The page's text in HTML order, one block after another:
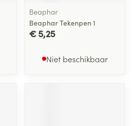
Beaphar
Beaphar Tekenpen 1
€ 5,25
Niet beschikbaar